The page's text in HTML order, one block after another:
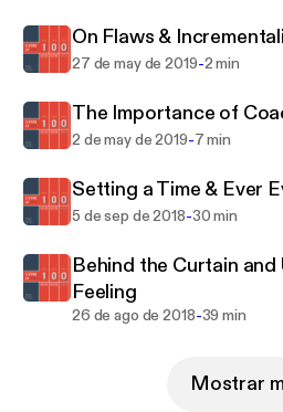
On Flaws &
27 de may de 2019-2 min
The Importance of
2 de may de 2019-7 min
Setting a Time & Ever
5 de sep de 2018-30 min
Behind the Curtain and
Feeling
26 de ago de 2018-39 min
Mostrar